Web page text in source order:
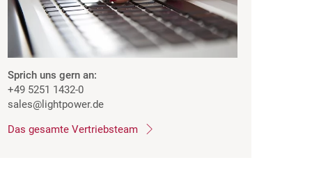
Sprich uns gern an:
+49 5251 1432-0
sales@lightpower.de
Das gesamte Vertriebsteam